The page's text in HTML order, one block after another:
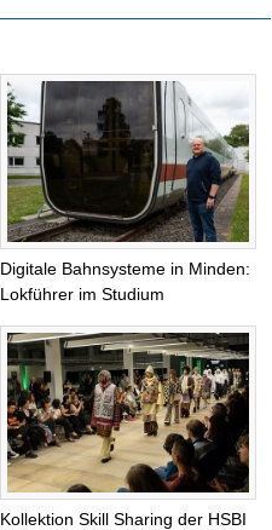
Digitale Bahnsysteme in Minden:
Lokführer im Studium
Kollektion Skill Sharing der HSBI